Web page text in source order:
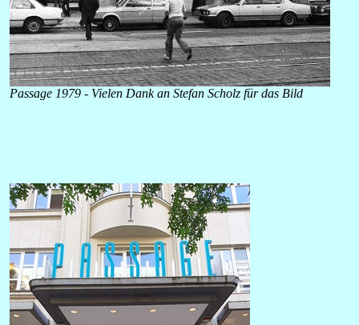
Passage 1979 - Vielen Dank an Stefan Scholz für das Bild